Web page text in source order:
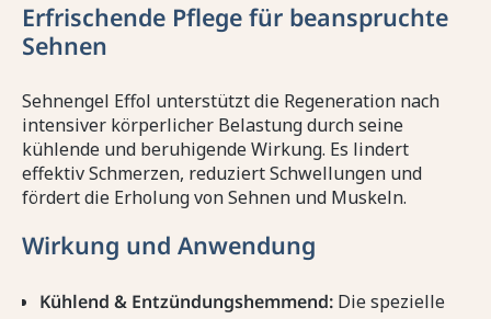
Erfrischende Pflege für beanspruchte
Sehnen
Sehnengel Effol unterstützt die Regeneration nach
intensiver körperlicher Belastung durch seine
kühlende und beruhigende Wirkung. Es lindert
effektiv Schmerzen, reduziert Schwellungen und
fördert die Erholung von Sehnen und Muskeln.
Wirkung und Anwendung
Kühlend & Entzündungshemmend: Die spezielle